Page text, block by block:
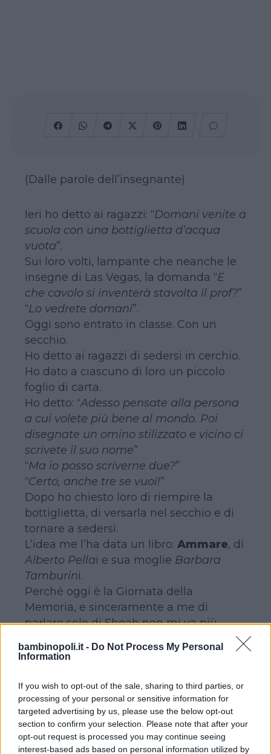
bambinopoli.it - Do Not Process My Personal
Information
If you wish to opt-out of the sale, sharing to third parties, or
processing of your personal or sensitive information for
targeted advertising by us, please use the below opt-out
section to confirm your selection. Please note that after your
opt-out request is processed you may continue seeing
interest-based ads based on personal information utilized by
(Dalle parole dell’insegnante)
Ieri ho detto ai ragazzi: “Domani venite a
scuola con una bottiglietta d’acqua
vuota”.
Sui loro volti, lampante che neanche le
insegne di Las Vegas, la domanda “E
che cavolo si inventerà stavolta il prof?”
“Lo vedrete domani”.
Oggi sono entrato in classe. Con un
secchio.
Ho detto ai ragazzi di sedersi in cerchio.
Ho dato a ciascuno di loro un piccolo
foglio di carta.
Ho detto: “Adesso pensate alla persona
a cui volete più bene al mondo. Poi
disegnate un omino stilizzato e vicino ci
scrivete il suo nome”
“Ma io posso scriverne due?”
“Certo, anche tre se vuoi!”
Dopo ho chiesto loro di riempire la
bottiglietta, di versarla nel secchio e di
tornare a sedersi.
L’idea me l’ha data un libro: Ammare, di
Alberto Pellai e sua moglie Barbara
Tamburini.
Perché oggi è la Giornata della
Memoria, e sinceramente a me di
parlare solo di Shoah non mi va più.
Perché per pensare che il passato non si
stia ripetendo identico bisogna essere
quel passato nel nostro presente,
bisogna essere proprio ciechi.
Davanti ai loro occhi ho fatto una
grande barca di carta e ho detto di
metterci ciascuno il proprio foglietto